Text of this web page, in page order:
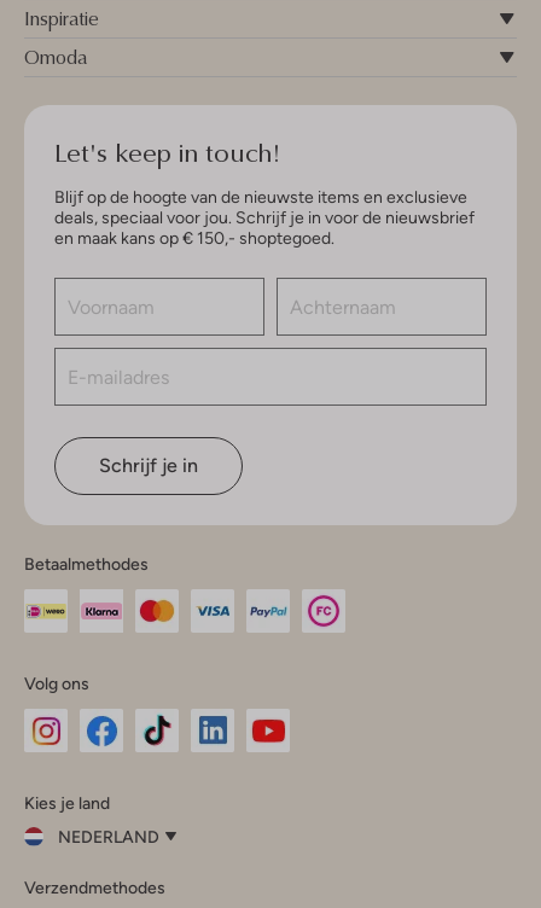
Inspiratie
Omoda
Let's keep in touch!
Blijf op de hoogte van de nieuwste items en exclusieve
deals, speciaal voor jou. Schrijf je in voor de nieuwsbrief
en maak kans op € 150,- shoptegoed.
Schrijf je in
Betaalmethodes
Volg ons
InstagramFacebook
Kies je land
NEDERLAND
je
Verzendmethodes